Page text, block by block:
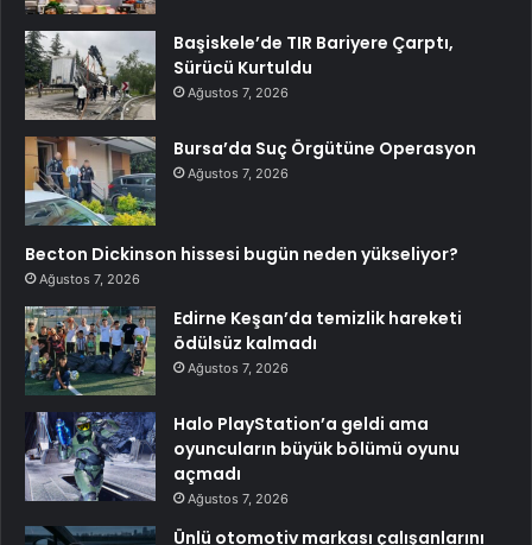
Başiskele’de TIR Bariyere Çarptı,
Sürücü Kurtuldu
Ağustos 7, 2026
Bursa’da Suç Örgütüne Operasyon
Ağustos 7, 2026
Becton Dickinson hissesi bugün neden yükseliyor?
Ağustos 7, 2026
Edirne Keşan’da temizlik hareketi
ödülsüz kalmadı
Ağustos 7, 2026
Halo PlayStation’a geldi ama
oyuncuların büyük bölümü oyunu
açmadı
Ağustos 7, 2026
Ünlü otomotiv markası çalışanlarını